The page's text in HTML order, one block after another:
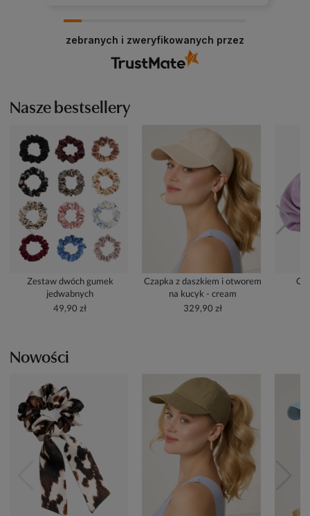
zebranych i zweryfikowanych przez
Nasze bestsellery
Zestaw dwóch gumek
jedwabnych
49,90 zł
Czapka z daszkiem i otworem
na kucyk - cream
329,90 zł
Nowości